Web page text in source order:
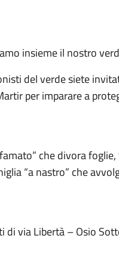
insieme il nostro
del verde siete
per imparare a
che divora
“a nastro” che
di via Libertà – Osio